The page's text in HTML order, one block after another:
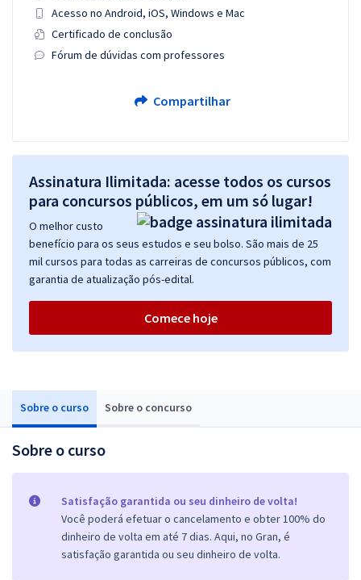
Sobre o curso Sobre o concurso
Sobre o curso
Satisfação garantida ou seu dinheiro de volta!
Você poderá efetuar o cancelamento e obter 100% do
dinheiro de volta em até 7 dias. Aqui, no Gran, é
satisfação garantida ou seu dinheiro de volta.
Acesso no Android, iOS, Windows e Mac
Certificado de conclusão
Fórum de dúvidas com professores
Compartilhar
Assinatura Ilimitada: acesse todos os cursos
para concursos públicos, em um só lugar!
O melhor custo
benefício para os seus estudos e seu bolso. São mais de 25
mil cursos para todas as carreiras de concursos públicos, com
garantia de atualização pós-edital.
Comece hoje